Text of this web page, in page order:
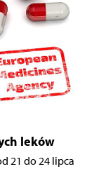
leków
21 do 24 lipca